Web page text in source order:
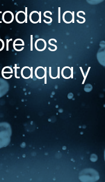
las
los
y